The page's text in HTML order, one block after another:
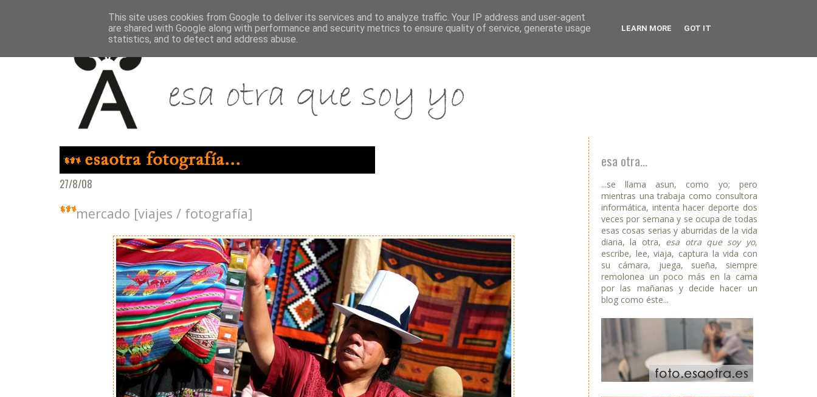
27/8/08
mercado [viajes / fotografía]
esa otra...
...se llama asun, como yo; pero
mientras una trabaja como consultora
informática, intenta hacer deporte dos
veces por semana y se ocupa de todas
esas cosas serias y aburridas de la vida
diaria, la otra, esa otra que soy yo,
escribe, lee, viaja, captura la vida con
su cámara, juega, sueña, siempre
remolonea un poco más en la cama
por las mañanas y decide hacer un
blog como éste...
This site uses cookies from Google to deliver its services and to analyze traffic. Your IP address and user-agent
are shared with Google along with performance and security metrics to ensure quality of service, generate usage
statistics, and to detect and address abuse.
LEARN MORE GOT IT